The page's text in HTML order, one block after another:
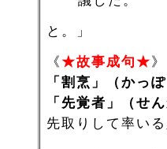
と。」
《★故事成句★》
「割烹」（かっぽ
「先覚者」（せ
先取りして率いる